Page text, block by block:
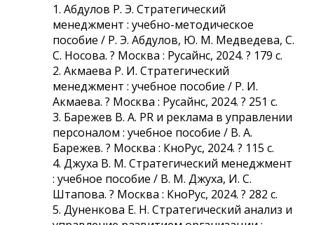
1. Абдулов Р. Э. Стратегический
менеджмент : учебно-методическое
пособие / Р. Э. Абдулов, Ю. М. Медведева, С.
С. Носова. ? Москва : Русайнс, 2024. ? 179 с.
2. Акмаева Р. И. Стратегический
менеджмент : учебное пособие / Р. И.
Акмаева. ? Москва : Русайнс, 2024. ? 251 с.
3. Барежев В. А. PR и реклама в управлении
персоналом : учебное пособие / В. А.
Барежев. ? Москва : КноРус, 2024. ? 115 с.
4. Джуха В. М. Стратегический менеджмент
: учебное пособие / В. М. Джуха, И. С.
Штапова. ? Москва : КноРус, 2024. ? 282 с.
5. Дуненкова Е. Н. Стратегический анализ и